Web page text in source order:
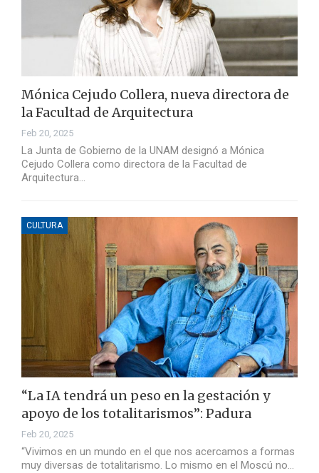
Mónica Cejudo Collera, nueva directora de
la Facultad de Arquitectura
Feb 20, 2025
La Junta de Gobierno de la UNAM designó a Mónica
Cejudo Collera como directora de la Facultad de
Arquitectura…
CULTURA
“La IA tendrá un peso en la gestación y
apoyo de los totalitarismos”: Padura
Feb 20, 2025
“Vivimos en un mundo en el que nos acercamos a formas
muy diversas de totalitarismo. Lo mismo en el Moscú no…